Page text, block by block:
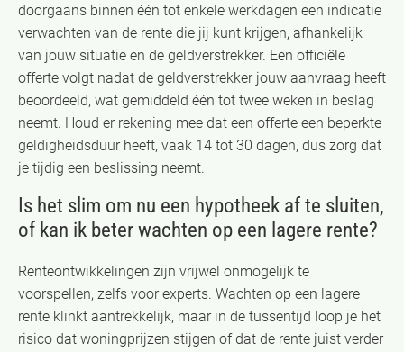
doorgaans binnen één tot enkele werkdagen een indicatie
verwachten van de rente die jij kunt krijgen, afhankelijk
van jouw situatie en de geldverstrekker. Een officiële
offerte volgt nadat de geldverstrekker jouw aanvraag heeft
beoordeeld, wat gemiddeld één tot twee weken in beslag
neemt. Houd er rekening mee dat een offerte een beperkte
geldigheidsduur heeft, vaak 14 tot 30 dagen, dus zorg dat
je tijdig een beslissing neemt.
Is het slim om nu een hypotheek af te sluiten,
of kan ik beter wachten op een lagere rente?
Renteontwikkelingen zijn vrijwel onmogelijk te
voorspellen, zelfs voor experts. Wachten op een lagere
rente klinkt aantrekkelijk, maar in de tussentijd loop je het
risico dat woningprijzen stijgen of dat de rente juist verder